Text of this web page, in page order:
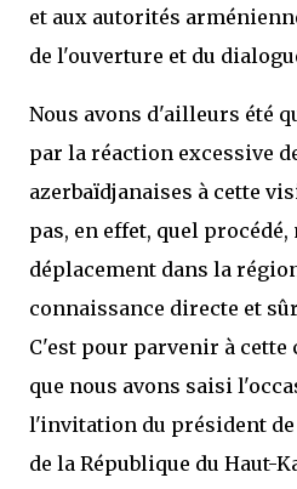
et aux autorités
de l'ouverture et du
Nous avons d'ailleurs été
par la réaction excessive
azerbaïdjanaises à cette
pas, en effet, quel
déplacement dans la
connaissance directe et
C'est pour parvenir à cette
que nous avons saisi
l'invitation du président
de la République du Haut-